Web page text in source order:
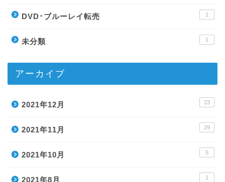
DVD･ブルーレイ転売 1
未分類 1
アーカイブ
2021年12月 23
2021年11月 29
2021年10月 5
2021年8月 1